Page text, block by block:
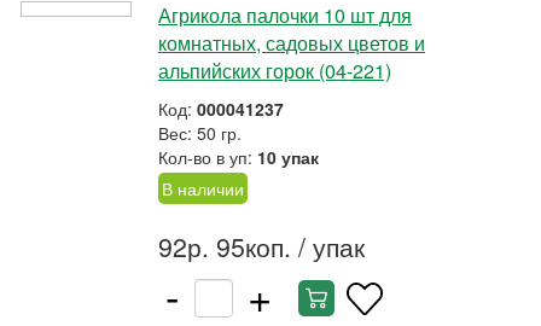
Агрикола палочки 10 шт для
комнатных, садовых цветов и
альпийских горок (04-221)
Код: 000041237
Вес: 50 гр.
Кол-во в уп: 10 упак
В наличии
92р. 95коп. / упак
- +